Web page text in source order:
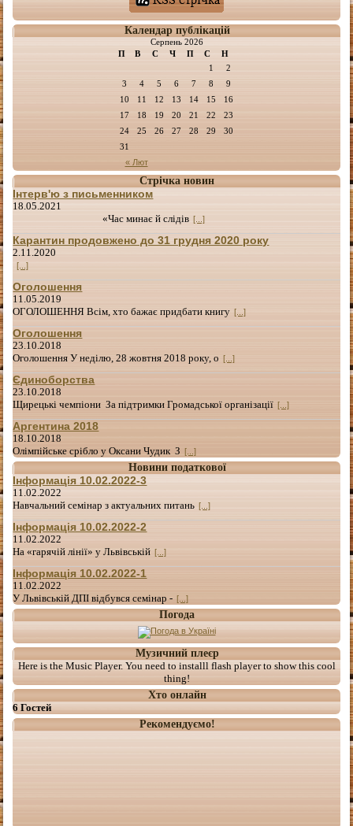
Календар публікацій
Серпень 2026
П
В С Ч П С Н
« Лют
1
2
3
4 5 6 7 8
9
10
11 12 13 14 15
16
17
18 19 20 21 22
23
24
25 26 27 28 29
30
31
Стрічка новин
Інтерв'ю з письменником
18.05.2021
«Час минає й слідів [...]
Карантин продовжено до 31 грудня 2020 року
2.11.2020
[...]
Оголошення
11.05.2019
ОГОЛОШЕННЯ Всім, хто бажає придбати книгу [...]
Оголошення
23.10.2018
Оголошення У неділю, 28 жовтня 2018 року, о [...]
Єдиноборства
23.10.2018
Щирецькі чемпіони За підтримки Громадської організації [...]
Аргентина 2018
18.10.2018
Олімпійське срібло у Оксани Чудик З [...]
Новини податкової
Інформація 10.02.2022-3
11.02.2022
Навчальний семінар з актуальних питань [...]
Інформація 10.02.2022-2
11.02.2022
На «гарячій лінії» у Львівській [...]
Інформація 10.02.2022-1
11.02.2022
У Львівській ДПІ відбувся семінар - [...]
Погода
Музичний плеєр
Here is the Music Player. You need to installl flash player to show this cool
thing!
Хто онлайн
6 Гостей
Рекомендуємо!